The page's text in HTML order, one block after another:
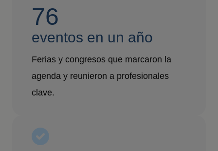
76
eventos en un año
Ferias y congresos que marcaron la
agenda y reunieron a profesionales
clave.